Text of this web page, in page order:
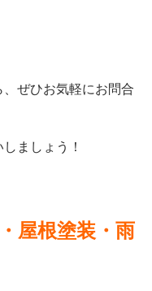
ぜひお気軽にお問合
ましょう！
屋根塗装・雨